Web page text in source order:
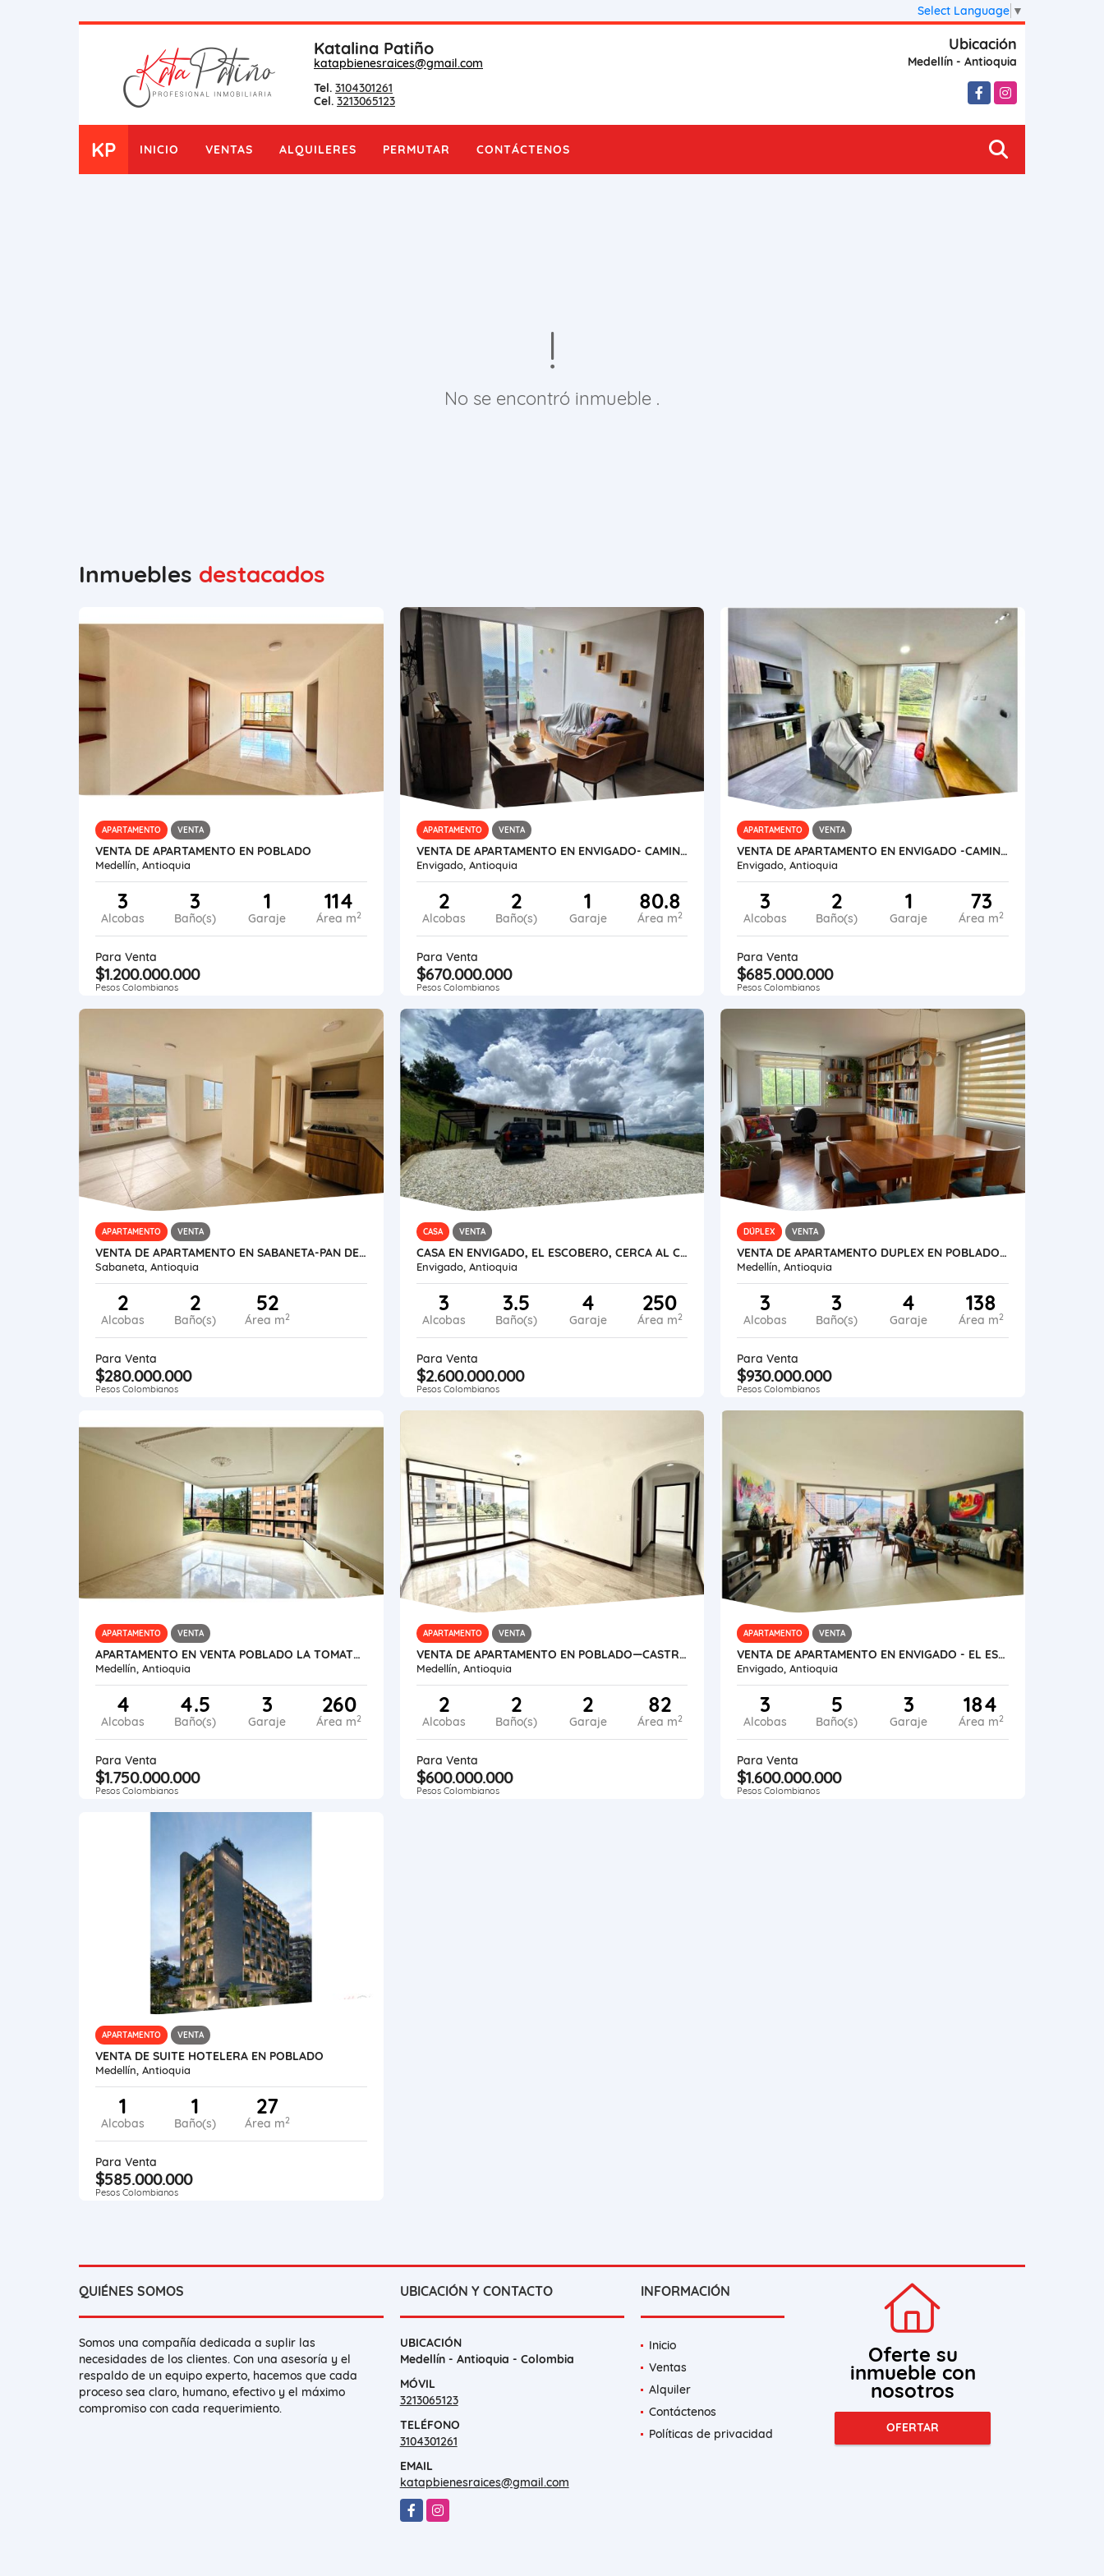
Select Language ▼
Katalina Patiño
katapbienesraices@gmail.com
Tel. 3104301261
Cel. 3213065123
Ubicación
Medellín - Antioquia
FacebookInstagram
KP INICIO VENTAS ALQUILERES PERMUTAR CONTÁCTENOS
No se encontró inmueble .
Inmuebles destacados
APARTAMENTO VENTA
VENTA DE APARTAMENTO EN POBLADO
Medellín, Antioquia
3
Alcobas
3
Baño(s)
1
Garaje
114
Área m2
Para Venta
$1.200.000.000
Pesos Colombianos
APARTAMENTO VENTA
VENTA DE APARTAMENTO EN ENVIGADO- CAMINO VERDE CON VISTA A LA CIUDAD
Envigado, Antioquia
2
Alcobas
2
Baño(s)
1
Garaje
80.8
Área m2
Para Venta
$670.000.000
Pesos Colombianos
APARTAMENTO VENTA
VENTA DE APARTAMENTO EN ENVIGADO -CAMINO VERDE
Envigado, Antioquia
3
Alcobas
2
Baño(s)
1
Garaje
73
Área m2
Para Venta
$685.000.000
Pesos Colombianos
APARTAMENTO VENTA
VENTA DE APARTAMENTO EN SABANETA-PAN DE AZUCAR
Sabaneta, Antioquia
2
Alcobas
2
Baño(s)
52
Área m2
Para Venta
$280.000.000
Pesos Colombianos
CASA VENTA
CASA EN ENVIGADO, EL ESCOBERO, CERCA AL COLEGIO HONTANARES
Envigado, Antioquia
3
Alcobas
3.5
Baño(s)
4
Garaje
250
Área m2
Para Venta
$2.600.000.000
Pesos Colombianos
DÚPLEX VENTA
VENTA DE APARTAMENTO DUPLEX EN POBLADO EL CAMPESTRE
Medellín, Antioquia
3
Alcobas
3
Baño(s)
4
Garaje
138
Área m2
Para Venta
$930.000.000
Pesos Colombianos
APARTAMENTO VENTA
APARTAMENTO EN VENTA POBLADO LA TOMATERA
Medellín, Antioquia
4
Alcobas
4.5
Baño(s)
3
Garaje
260
Área m2
Para Venta
$1.750.000.000
Pesos Colombianos
APARTAMENTO VENTA
VENTA DE APARTAMENTO EN POBLADO—CASTROPOL
Medellín, Antioquia
2
Alcobas
2
Baño(s)
2
Garaje
82
Área m2
Para Venta
$600.000.000
Pesos Colombianos
APARTAMENTO VENTA
VENTA DE APARTAMENTO EN ENVIGADO - EL ESMERALDAL
Envigado, Antioquia
3
Alcobas
5
Baño(s)
3
Garaje
184
Área m2
Para Venta
$1.600.000.000
Pesos Colombianos
APARTAMENTO VENTA
VENTA DE SUITE HOTELERA EN POBLADO
Medellín, Antioquia
1
Alcobas
1
Baño(s)
27
Área m2
Para Venta
$585.000.000
Pesos Colombianos
QUIÉNES SOMOS
Somos una compañía dedicada a suplir las
necesidades de los clientes. Con una asesoría y el
respaldo de un equipo experto, hacemos que cada
proceso sea claro, humano, efectivo y el máximo
compromiso con cada requerimiento.
UBICACIÓN Y CONTACTO
UBICACIÓN
Medellín - Antioquia - Colombia
MÓVIL
3213065123
TELÉFONO
3104301261
EMAIL
katapbienesraices@gmail.com
FacebookInstagram
INFORMACIÓN
Inicio
Ventas
Alquiler
Contáctenos
Políticas de privacidad
Oferte su
inmueble con
nosotros
OFERTAR